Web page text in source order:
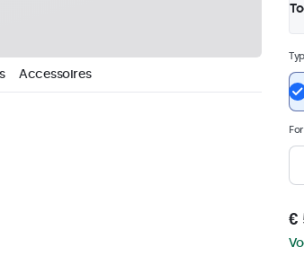
Accessoires
€